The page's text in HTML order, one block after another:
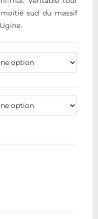
sud du massif